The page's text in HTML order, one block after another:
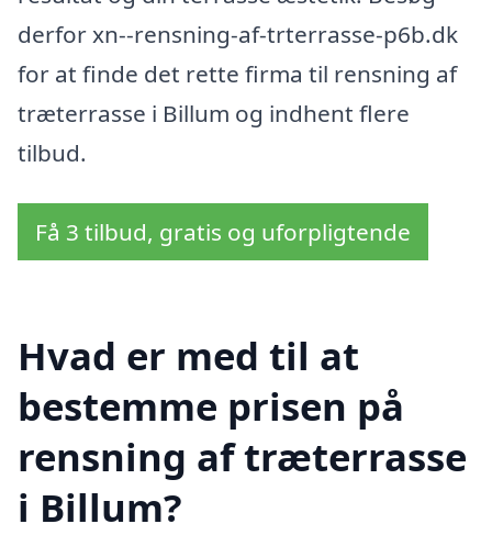
derfor xn--rensning-af-trterrasse-p6b.dk
for at finde det rette firma til rensning af
træterrasse i Billum og indhent flere
tilbud.
Få 3 tilbud, gratis og uforpligtende
Hvad er med til at
bestemme prisen på
rensning af træterrasse
i Billum?